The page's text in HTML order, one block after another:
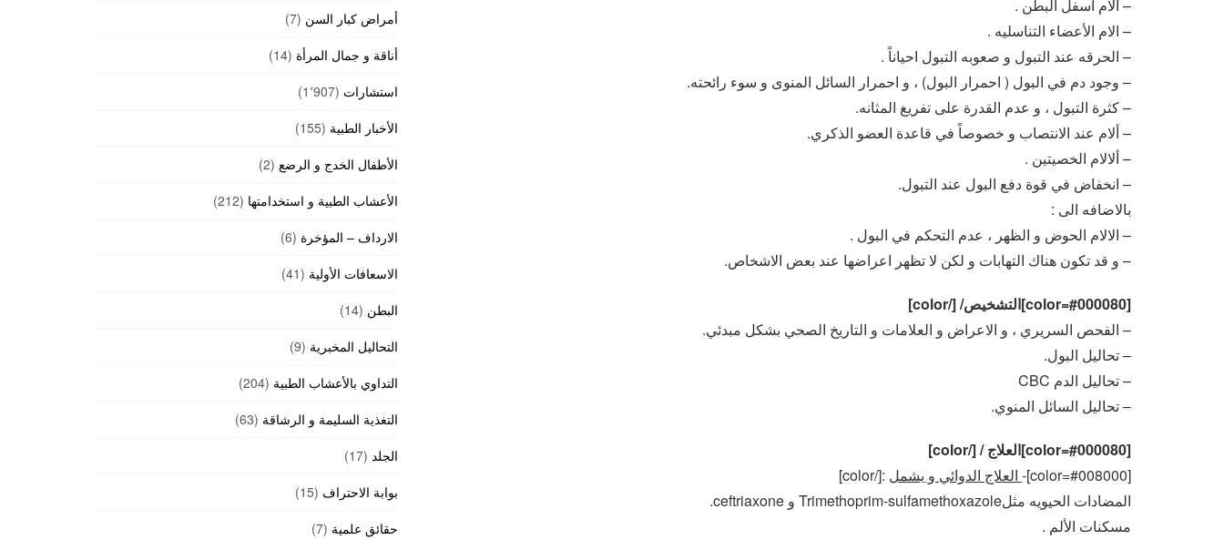
– ألام اسفل البطن .
– الام الأعضاء التناسليه .
– الحرقه عند التبول و صعوبه التبول احياناً .
– وجود دم في البول ( احمرار البول) ، و احمرار السائل المنوى و سوء رائحته.
– كثرة التبول ، و عدم القدرة على تفريغ المثانه.
– ألام عند الانتصاب و خصوصاً في قاعدة العضو الذكري.
– ألالام الخصيتين .
– انخفاض في قوة دفع البول عند التبول.
بالاضافه الى :
– الالام الحوض و الظهر ، عدم التحكم في البول .
– و قد تكون هناك التهابات و لكن لا تظهر اعراضها عند بعض الاشخاص.
[color=#000080]التشخيص/ [/color]
– الفحص السريري ، و الاعراض و العلامات و التاريخ الصحي بشكل مبدئي.
– تحاليل البول.
– تحاليل الدم CBC
– تحاليل السائل المنوي.
[color=#000080]العلاج / [/color]
[color=#008000]-
العلاج الدوائي و يشمل :[/color]
المضادات الحيويه مثلTrimethoprim-sulfamethoxazole و ceftriaxone.
مسكنات الألم .
أمراض كبار السن (7)
أناقة و جمال المرأة (14)
استشارات (1٬907)
الأخبار الطبية (155)
الأطفال الخدج و الرضع (2)
الأعشاب الطبية و استخدامتها (212)
الارداف – المؤخرة (6)
الاسعافات الأولية (41)
البطن (14)
التحاليل المخبرية (9)
التداوي بالأعشاب الطبية (204)
التغذية السليمة و الرشاقة (63)
الجلد (17)
بوابة الاحتراف (15)
حقائق علمية (7)